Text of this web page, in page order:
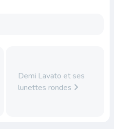
Demi Lavato et ses
lunettes rondes